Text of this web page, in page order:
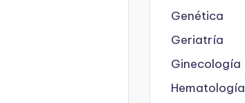
Genética
Geriatría
Ginecología
Hematología